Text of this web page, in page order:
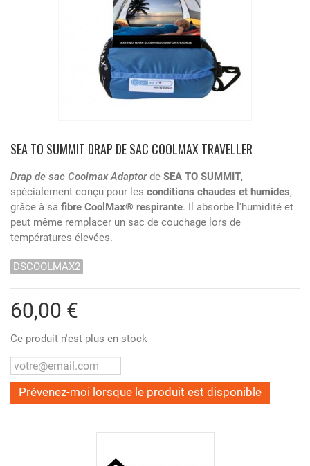
SEA TO SUMMIT DRAP DE SAC COOLMAX TRAVELLER
Drap de sac Coolmax Adaptorde SEA TO SUMMIT,
spécialement conçu pour les conditions chaudes et humides,
grâce à sa fibre CoolMax® respirante. Il absorbe l'humidité et
peut même remplacer un sac de couchage lors de
températures élevées.
DSCOOLMAX2
60,00 €
Ce produit n'est plus en stock
Prévenez-moi lorsque le produit est disponible